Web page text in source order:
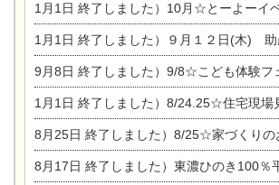
1月1日 終了しました）10月☆とーよーイ
1月1日 終了しました）９月１２日(木) 助産師
9月8日 終了しました）9/8☆こども体験フェスティバ
1月1日 終了しました）8/24.25☆住宅現場
8月25日 終了しました）8/25☆家づくりのお
8月17日 終了しました）東濃ひのき100％平屋住宅☆